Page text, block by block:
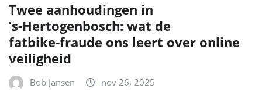
Twee aanhoudingen in
’s‑Hertogenbosch: wat de
fatbike‑fraude ons leert over online
veiligheid
Bob Jansen nov 26, 2025